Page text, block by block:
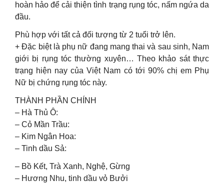
hoàn hảo để cải thiện tình trạng rụng tóc, nấm ngứa da
đầu.
Phù hợp với tất cả đối tượng từ 2 tuổi trở lên.
+ Đặc biệt là phụ nữ đang mang thai và sau sinh, Nam
giới bị rụng tóc thường xuyên… Theo khảo sát thực
trạng hiện nay của Việt Nam có tới 90% chị em Phụ
Nữ bị chứng rụng tóc này.
THÀNH PHẦN CHÍNH
– Hà Thủ Ô:
– Cỏ Mần Trầu:
– Kim Ngân Hoa:
– Tinh dầu Sả:
– Bồ Kết, Trà Xanh, Nghệ, Gừng
– Hương Nhu, tinh dầu vỏ Bưởi